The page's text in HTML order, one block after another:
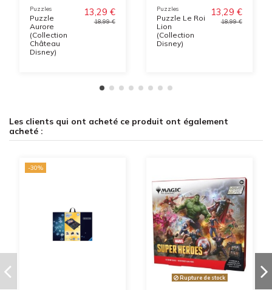
Puzzles
Puzzle
Aurore
(Collection
Château
Disney)
13,29 €
18,99 €
Puzzles
Puzzle Le Roi
Lion
(Collection
Disney)
13,29 €
18,99 €
Les clients qui ont acheté ce produit ont également
acheté :
-30%
Rupture de stock